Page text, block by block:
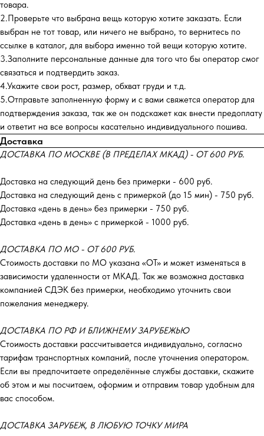
товара.
2.Проверьте что выбрана вещь которую хотите заказать. Если
выбран не тот товар, или ничего не выбрано, то вернитесь по
ссылке в каталог, для выбора именно той вещи которую хотите.
3.Заполните персональные данные для того что бы оператор смог
связаться и подтвердить заказ.
4.Укажите свои рост, размер, обхват груди и т.д.
5.Отправьте заполненную форму и с вами свяжется оператор для
подтверждения заказа, так же он подскажет как внести предоплату
и ответит на все вопросы касательно индивидуального пошива.
Доставка
ДОСТАВКА ПО МОСКВЕ (В ПРЕДЕЛАХ МКАД) - ОТ 600 РУБ.
Доставка на следующий день без примерки - 600 руб.
Доставка на следующий день с примеркой (до 15 мин) - 750 руб.
Доставка «день в день» без примерки - 750 руб.
Доставка «день в день» с примеркой - 1000 руб.
ДОСТАВКА ПО МО - ОТ 600 РУБ.
Стоимость доставки по МО указана «ОТ»‎ и может изменяться в
зависимости удаленности от МКАД. Так же возможна доставка
компанией СДЭК без примерки, необходимо уточнить свои
пожелания менеджеру.
ДОСТАВКА ПО РФ И БЛИЖНЕМУ ЗАРУБЕЖЬЮ
Стоимость доставки рассчитывается индивидуально, согласно
тарифам транспортных компаний, после уточнения оператором.
Если вы предпочитаете определённые службы доставки, скажите
об этом и мы посчитаем, оформим и отправим товар удобным для
вас способом.
ДОСТАВКА ЗАРУБЕЖ, В ЛЮБУЮ ТОЧКУ МИРА